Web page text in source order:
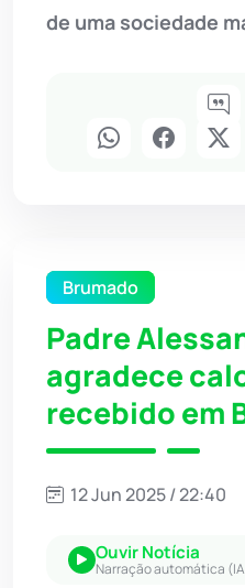
de uma sociedade
Brumado
Padre
agradece
recebido em
12 Jun 2025 / 22:40
Ouvir Notícia
Narração automática